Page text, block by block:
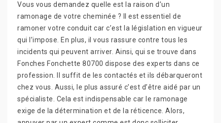
Vous vous demandez quelle est la raison d’un
ramonage de votre cheminée ? Il est essentiel de
ramoner votre conduit car c’est la législation en vigueur
qui l’impose. En plus, il vous rassure contre tous les
incidents qui peuvent arriver. Ainsi, qui se trouve dans
Fonches Fonchette 80700 dispose des experts dans ce
profession. Il suffit de les contactés et ils débarqueront
chez vous. Aussi, le plus assuré c’est d’être aidé par un
spécialiste. Cela est indispensable car le ramonage
exige de la détermination et de la réticence. Alors,